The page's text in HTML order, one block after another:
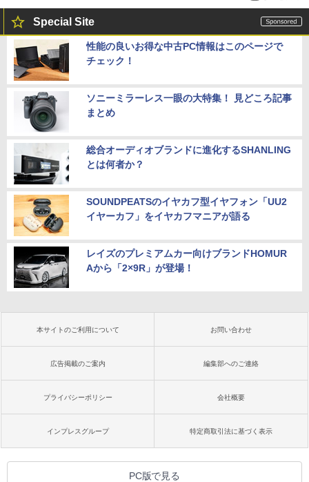
Special Site
性能の良いお得な中古PC情報はこのページで
チェック！
ソニーミラーレス一眼の大特集！ 見どころ記事
まとめ
総合オーディオブランドに進化するSHANLING
とは何者か？
SOUNDPEATSのイヤカフ型イヤフォン「UU2
イヤーカフ」をイヤカフマニアが語る
レイズのプレミアムカー向けブランドHOMUR
Aから「2×9R」が登場！
本サイトのご利用について お問い合わせ
広告掲載のご案内 編集部へのご連絡
プライバシーポリシー 会社概要
インプレスグループ 特定商取引法に基づく表示
PC版で見る